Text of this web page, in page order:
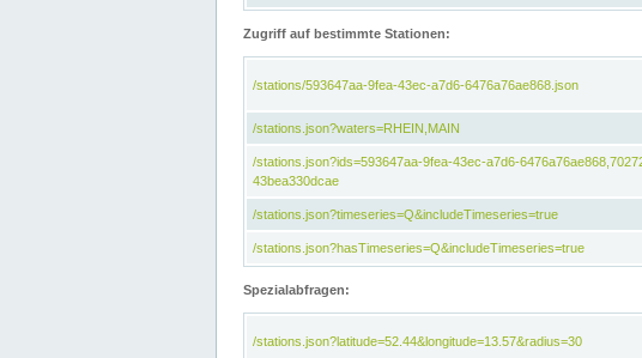
Zugriff auf bestimmte Stationen:
/stations/593647aa-9fea-43ec-a7d6-6476a76ae868.json
/stations.json?waters=RHEIN,MAIN
/stations.json?ids=593647aa-9fea-43ec-a7d6-
43bea330dcae
/stations.json?timeseries=Q&includeTimeseries=true
/stations.json?hasTimeseries=Q&includeTimeseries=true
Spezialabfragen:
/stations.json?latitude=52.44&longitude=13.57&radius=30